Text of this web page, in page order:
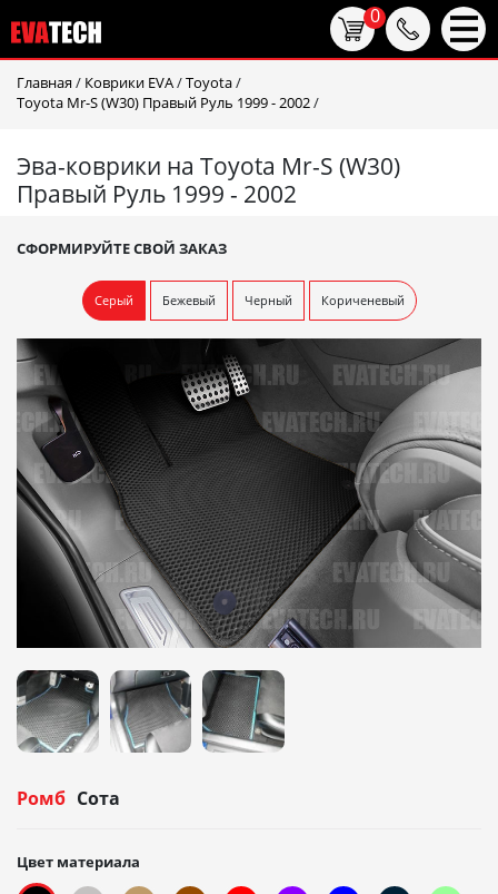
Главная / Коврики EVA/Toyota/
Toyota Mr-S (W30) Правый Руль 1999 - 2002/
Эва-коврики на Toyota Mr-S (W30)
Правый Руль 1999 - 2002
СФОРМИРУЙТЕ СВОЙ ЗАКАЗ
Серый Бежевый Черный Кориченевый
Ромб Сота
Цвет материала
0